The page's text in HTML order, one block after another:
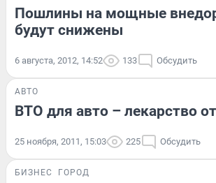
Пошлины на мощные
будут снижены
6 августа, 2012, 14:52 133 Обсудить
АВТО
ВТО для авто – лекарство
25 ноября, 2011, 15:03 225 Обсудить
БИЗНЕС ГОРОД